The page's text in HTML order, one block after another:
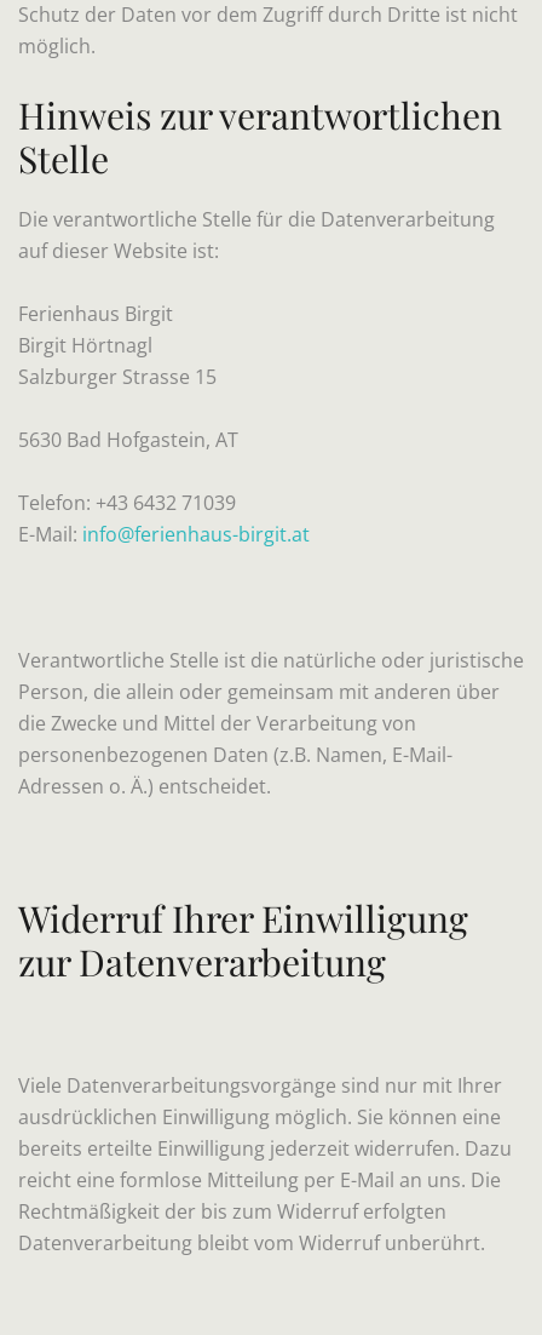
Schutz der Daten vor dem Zugriff durch Dritte ist nicht
möglich.
Hinweis zur verantwortlichen
Stelle
Die verantwortliche Stelle für die Datenverarbeitung
auf dieser Website ist:
Ferienhaus Birgit
Birgit Hörtnagl
Salzburger Strasse 15
5630 Bad Hofgastein, AT
Telefon: +43 6432 71039
E-Mail: info@ferienhaus-birgit.at
Verantwortliche Stelle ist die natürliche oder juristische
Person, die allein oder gemeinsam mit anderen über
die Zwecke und Mittel der Verarbeitung von
personenbezogenen Daten (z.B. Namen, E-Mail-
Adressen o. Ä.) entscheidet.
Widerruf Ihrer Einwilligung
zur Datenverarbeitung
Viele Datenverarbeitungsvorgänge sind nur mit Ihrer
ausdrücklichen Einwilligung möglich. Sie können eine
bereits erteilte Einwilligung jederzeit widerrufen. Dazu
reicht eine formlose Mitteilung per E-Mail an uns. Die
Rechtmäßigkeit der bis zum Widerruf erfolgten
Datenverarbeitung bleibt vom Widerruf unberührt.